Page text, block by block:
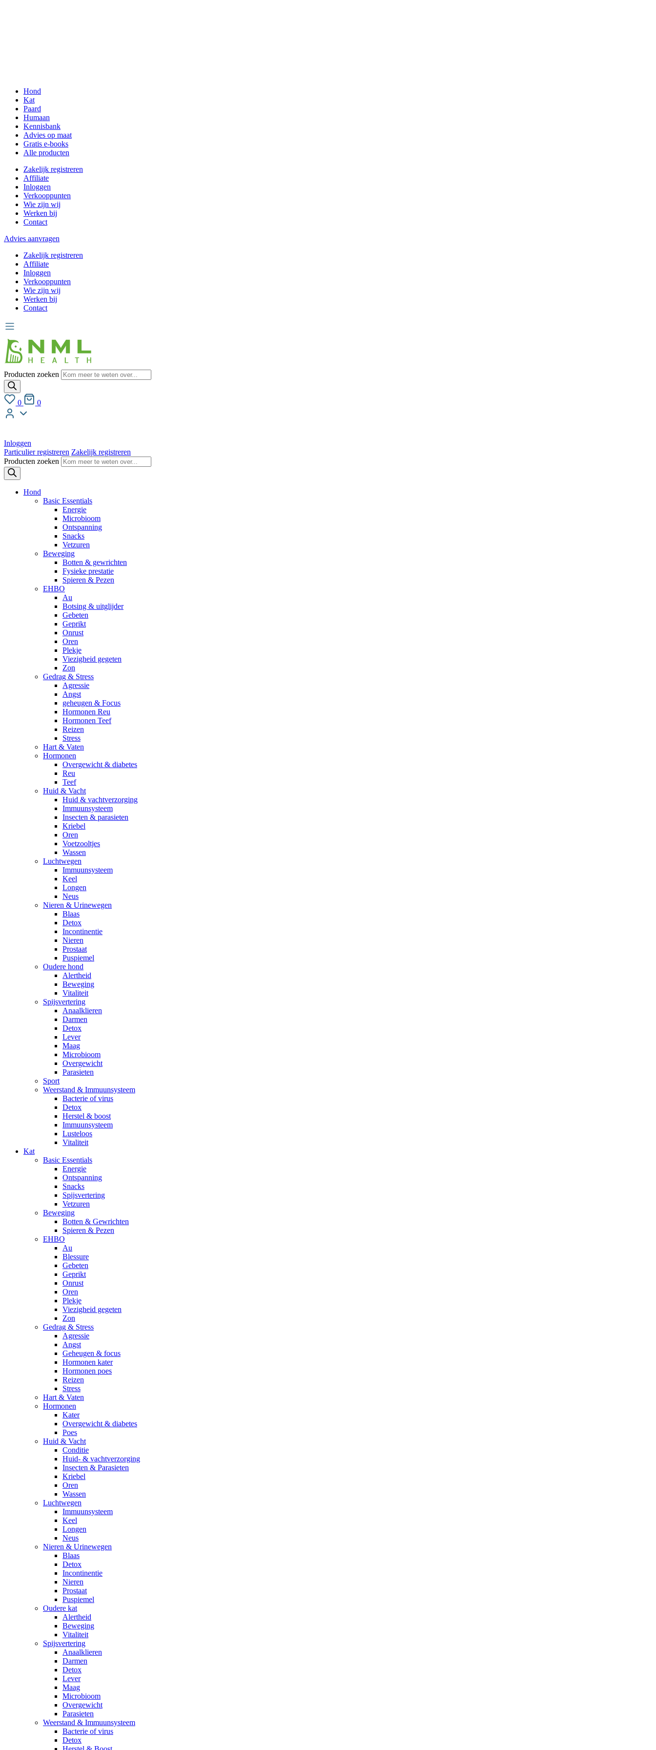
Hond
Kat
Paard
Humaan
Kennisbank
Advies op maat
Gratis e-books
Alle producten
Zakelijk registreren
Affiliate
Inloggen
Verkooppunten
Wie zijn wij
Werken bij
Contact
Advies aanvragen
Zakelijk registreren
Affiliate
Inloggen
Verkooppunten
Wie zijn wij
Werken bij
Contact
Producten zoeken
0 0
Inloggen
Particulier registreren Zakelijk registreren
Producten zoeken
Hond
Basic Essentials
Energie
Microbioom
Ontspanning
Snacks
Vetzuren
Beweging
Botten & gewrichten
Fysieke prestatie
Spieren & Pezen
EHBO
Au
Botsing & uitglijder
Gebeten
Geprikt
Onrust
Oren
Plekje
Viezigheid gegeten
Zon
Gedrag & Stress
Agressie
Angst
geheugen & Focus
Hormonen Reu
Hormonen Teef
Reizen
Stress
Hart & Vaten
Hormonen
Overgewicht & diabetes
Reu
Teef
Huid & Vacht
Huid & vachtverzorging
Immuunsysteem
Insecten & parasieten
Kriebel
Oren
Voetzooltjes
Wassen
Luchtwegen
Immuunsysteem
Keel
Longen
Neus
Nieren & Urinewegen
Blaas
Detox
Incontinentie
Nieren
Prostaat
Puspiemel
Oudere hond
Alertheid
Beweging
Vitaliteit
Spijsvertering
Anaalklieren
Darmen
Detox
Lever
Maag
Microbioom
Overgewicht
Parasieten
Sport
Weerstand & Immuunsysteem
Bacterie of virus
Detox
Herstel & boost
Immuunsysteem
Lusteloos
Vitaliteit
Kat
Basic Essentials
Energie
Ontspanning
Snacks
Spijsvertering
Vetzuren
Beweging
Botten & Gewrichten
Spieren & Pezen
EHBO
Au
Blessure
Gebeten
Geprikt
Onrust
Oren
Plekje
Viezigheid gegeten
Zon
Gedrag & Stress
Agressie
Angst
Geheugen & focus
Hormonen kater
Hormonen poes
Reizen
Stress
Hart & Vaten
Hormonen
Kater
Overgewicht & diabetes
Poes
Huid & Vacht
Conditie
Huid- & vachtverzorging
Insecten & Parasieten
Kriebel
Oren
Wassen
Luchtwegen
Immuunsysteem
Keel
Longen
Neus
Nieren & Urinewegen
Blaas
Detox
Incontinentie
Nieren
Prostaat
Puspiemel
Oudere kat
Alertheid
Beweging
Vitaliteit
Spijsvertering
Anaalklieren
Darmen
Detox
Lever
Maag
Microbioom
Overgewicht
Parasieten
Weerstand & Immuunsysteem
Bacterie of virus
Detox